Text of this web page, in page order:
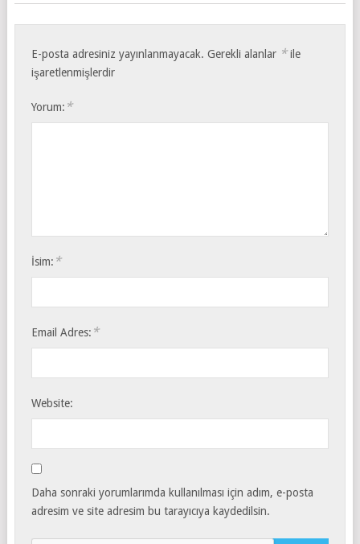
E-posta adresiniz yayınlanmayacak. Gerekli alanlar *ile
işaretlenmişlerdir
Yorum: *
İsim: *
Email Adres: *
Website:
Daha sonraki yorumlarımda kullanılması için adım, e-posta
adresim ve site adresim bu tarayıcıya kaydedilsin.